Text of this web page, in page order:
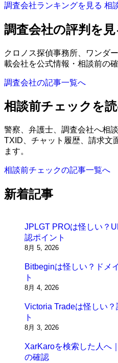
調査会社ランキングを見る 相
調査会社の評判を見
クロノス探偵事務所、ワンダ
載会社を公式情報・相談前の
調査会社の記事一覧へ
相談前チェックを
警察、弁護士、調査会社へ相
TXID、チャット履歴、請求文
ます。
相談前チェックの記事一覧へ
新着記事
JPLGT PROは怪しい？
認ポイント
8月 5, 2026
Bitbeginは怪しい？ドメ
ト
8月 4, 2026
Victoria Tradeは怪しい
ト
8月 3, 2026
XarKaroを検索した人へ
の確認